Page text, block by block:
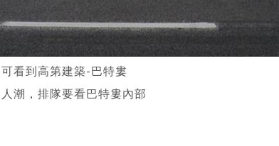
看到高第建築-巴特婁
潮，排隊要看巴特婁內部